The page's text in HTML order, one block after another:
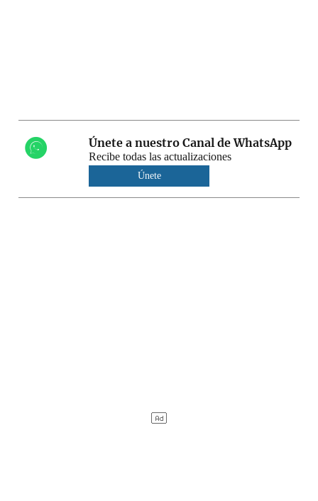
Únete a nuestro Canal de WhatsApp
Recibe todas las actualizaciones
Únete